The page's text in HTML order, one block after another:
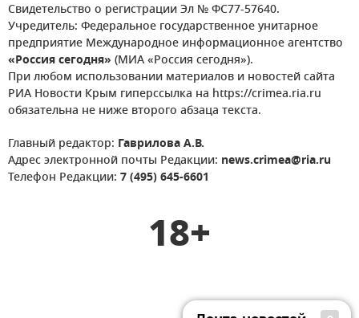
Свидетельство о регистрации Эл № ФС77-57640.
Учредитель: Федеральное государственное унитарное
предприятие Международное информационное агентство
«Россия сегодня» (МИА «Россия сегодня»).
При любом использовании материалов и новостей сайта
РИА Новости Крым гиперссылка на https://crimea.ria.ru
обязательна не ниже второго абзаца текста.
Главный редактор: Гаврилова А.В.
Адрес электронной почты Редакции: news.crimea@ria.ru
Телефон Редакции: 7 (495) 645-6601
18+